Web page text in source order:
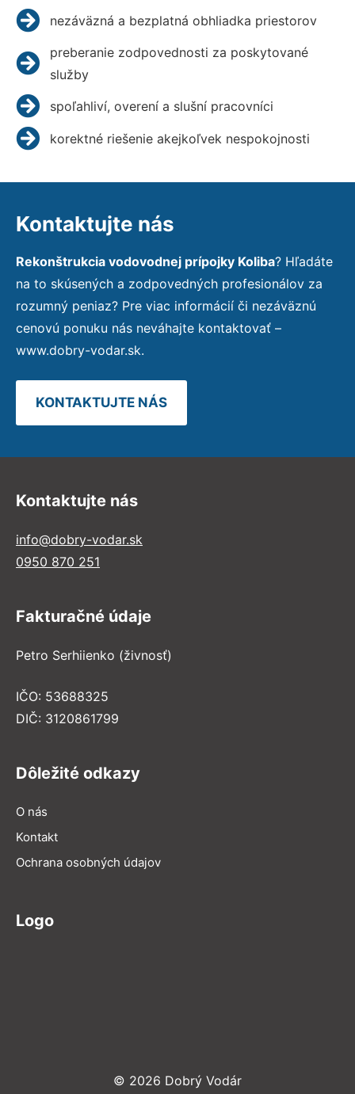
nezáväzná a bezplatná obhliadka priestorov
preberanie zodpovednosti za poskytované
služby
spoľahliví, overení a slušní pracovníci
korektné riešenie akejkoľvek nespokojnosti
Kontaktujte nás
Rekonštrukcia vodovodnej prípojky Koliba? Hľadáte
na to skúsených a zodpovedných profesionálov za
rozumný peniaz? Pre viac informácií či nezáväznú
cenovú ponuku nás neváhajte kontaktovať –
www.dobry-vodar.sk.
KONTAKTUJTE NÁS
Kontaktujte nás
info@dobry-vodar.sk
0950 870 251
Fakturačné údaje
Petro Serhiienko (živnosť)
IČO: 53688325
DIČ: 3120861799
Dôležité odkazy
O nás
Kontakt
Ochrana osobných údajov
Logo
© 2026 Dobrý Vodár